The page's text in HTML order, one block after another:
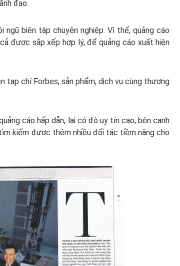
đạo.
biên tập chuyên nghiệp. Vì thế, quảng cáo
được sắp xếp hợp lý, để quảng cáo xuất hiện
tạp chí Forbes, sản phẩm, dịch vụ cùng thương
cáo hấp dẫn, lại có độ uy tín cao, bên cạnh
kiếm được thêm nhiều đối tác tiềm năng cho